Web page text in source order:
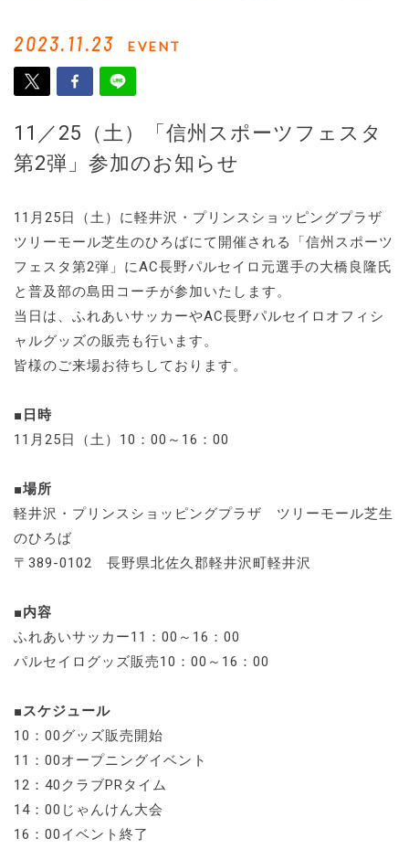
2023.11.23 EVENT
11／25（土）「信州スポーツフェスタ
第2弾」参加のお知らせ
11月25日（土）に軽井沢・プリンスショッピングプラザ
ツリーモール芝生のひろばにて開催される「信州スポーツ
フェスタ第2弾」にAC長野パルセイロ元選手の大橋良隆氏
と普及部の島田コーチが参加いたします。
当日は、ふれあいサッカーやAC長野パルセイロオフィシ
ャルグッズの販売も行います。
皆様のご来場お待ちしております。
■日時
11月25日（土）10：00～16：00
■場所
軽井沢・プリンスショッピングプラザ ツリーモール芝生
のひろば
〒389-0102 長野県北佐久郡軽井沢町軽井沢
■内容
ふれあいサッカー11：00～16：00
パルセイログッズ販売10：00～16：00
■スケジュール
10：00グッズ販売開始
11：00オープニングイベント
12：40クラブPRタイム
14：00じゃんけん大会
16：00イベント終了